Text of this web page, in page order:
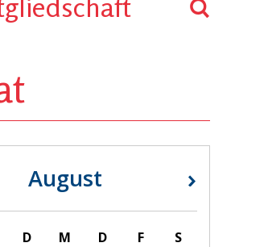
August »
D M D F
S